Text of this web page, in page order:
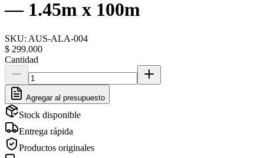
— 1.45m x 100m
SKU: AUS-ALA-004
$ 299.000
Cantidad
Agregar al presupuesto
Stock disponible
Entrega rápida
Productos originales